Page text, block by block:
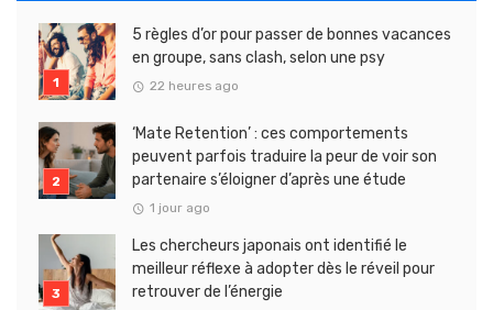
5 règles d’or pour passer de bonnes vacances
en groupe, sans clash, selon une psy
22 heures ago
‘Mate Retention’ : ces comportements
peuvent parfois traduire la peur de voir son
partenaire s’éloigner d’après une étude
1 jour ago
Les chercheurs japonais ont identifié le
meilleur réflexe à adopter dès le réveil pour
retrouver de l’énergie